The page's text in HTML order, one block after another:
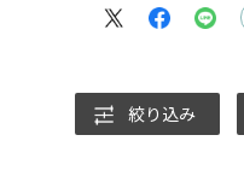
もらえて、購入してよかっ
絞り込み